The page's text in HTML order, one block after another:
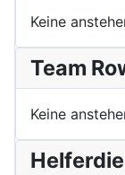
Keine
Team
Keine